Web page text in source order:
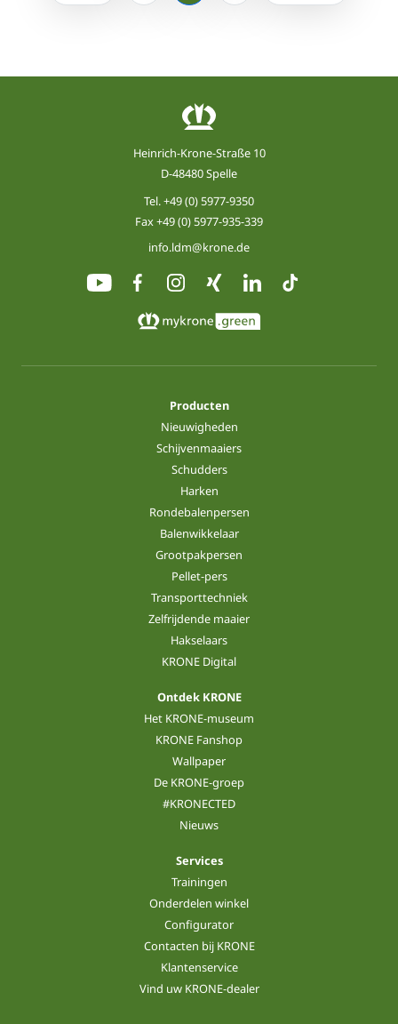
Heinrich-Krone-Straße 10
D-48480 Spelle
Tel.+49 (0) 5977-9350
Fax +49 (0) 5977-935-339
info.ldm@krone.de
Producten
Nieuwigheden
Schijvenmaaiers
Schudders
Harken
Rondebalenpersen
Balenwikkelaar
Grootpakpersen
Pellet-pers
Transporttechniek
Zelfrijdende maaier
Hakselaars
KRONE Digital
Ontdek KRONE
Het KRONE-museum
KRONE Fanshop
Wallpaper
De KRONE-groep
#KRONECTED
Nieuws
Services
Trainingen
Onderdelen winkel
Configurator
Contacten bij KRONE
Klantenservice
Vind uw KRONE-dealer